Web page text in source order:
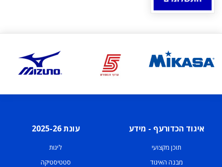
איגוד הכדורעף - מידע
תוכן מקצועי
מבנה האיגוד
עונת 2025-26
ליגות
סטטיסטיקה